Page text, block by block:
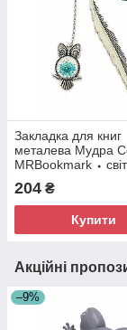
Закладка для книг
металева Мудра
MRBookmark ⬩
204 ₴
Купити
Акційні
–9%